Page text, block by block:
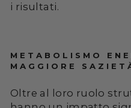
i risultati.
METABOLISMO
MAGGIORE
Oltre al loro ruolo